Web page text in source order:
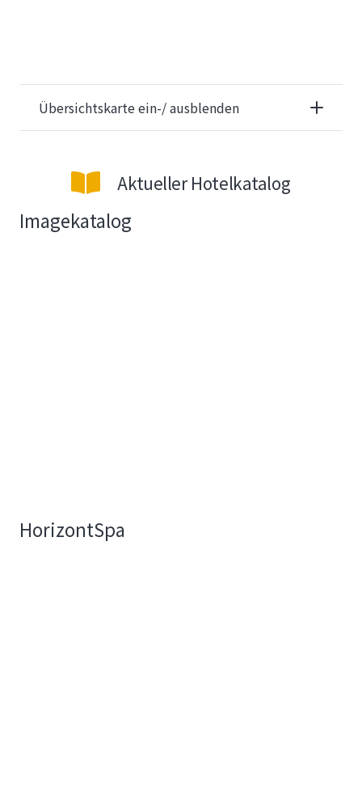
Übersichtskarte ein-/ ausblenden
Aktueller Hotelkatalog
Imagekatalog
HorizontSpa